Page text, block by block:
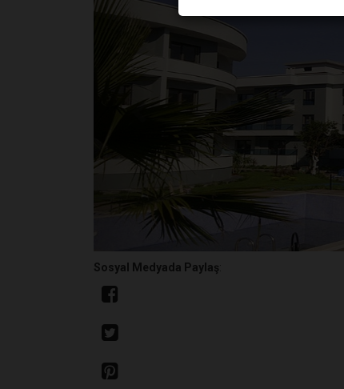
Sosyal Medyada Paylaş: